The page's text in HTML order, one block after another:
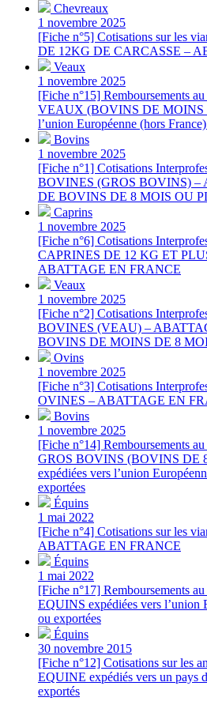
Chevreaux
1 novembre 2025
[Fiche n°5] Cotisations sur les
DE 12KG DE CARCASSE –
Veaux
1 novembre 2025
[Fiche n°15] Remboursements
VEAUX (BOVINS DE MOINS
l’union Européenne (hors
Bovins
1 novembre 2025
[Fiche n°1] Cotisations
BOVINES (GROS BOVINS) –
DE BOVINS DE 8 MOIS OU
Caprins
1 novembre 2025
[Fiche n°6] Cotisations
CAPRINES DE 12 KG ET
ABATTAGE EN FRANCE
Veaux
1 novembre 2025
[Fiche n°2] Cotisations
BOVINES (VEAU) –
BOVINS DE MOINS DE 8
Ovins
1 novembre 2025
[Fiche n°3] Cotisations
OVINES – ABATTAGE EN
Bovins
1 novembre 2025
[Fiche n°14] Remboursements
GROS BOVINS (BOVINS DE
expédiées vers l’union
exportées
Équins
1 mai 2022
[Fiche n°4] Cotisations sur les
ABATTAGE EN FRANCE
Équins
1 mai 2022
[Fiche n°17] Remboursements
EQUINS expédiées vers l’union
ou exportées
Équins
30 novembre 2015
[Fiche n°12] Cotisations sur les
EQUINE expédiés vers un pays
exportés